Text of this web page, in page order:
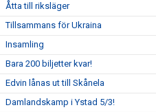
Åtta till riksläger
Tillsammans för Ukraina
Insamling
Bara 200 biljetter kvar!
Edvin lånas ut till Skånela
Damlandskamp i Ystad 5/3!